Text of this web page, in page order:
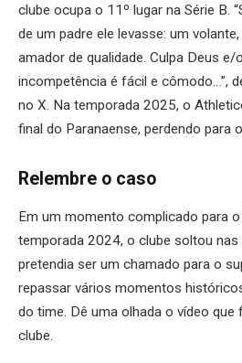
clube ocupa o 11º lugar na Série B.
de um padre ele levasse: um
amador de qualidade. Culpa Deus
incompetência é fácil e cômodo…”,
no X. Na temporada 2025, o
final do Paranaense, perdendo para
Relembre o caso
Em um momento complicado para
temporada 2024, o clube soltou nas
pretendia ser um chamado para o
repassar vários momentos
do time. Dê uma olhada o vídeo que
clube.